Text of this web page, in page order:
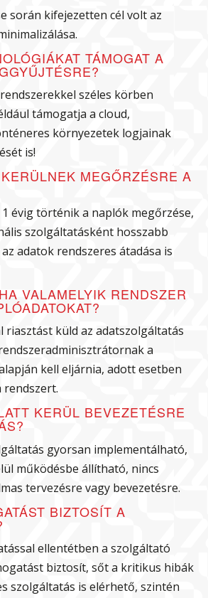
során kifejezetten cél volt az
TÁMOGAT A
széles körben
támogatja a cloud,
környezetek logjainak
is!
MEGŐRZÉSRE A
évig történik a naplók megőrzése,
szolgáltatásként hosszabb
adatok rendszeres átadása is
VALAMELYIK RENDSZER
riasztást küld az adatszolgáltatás
a
kell eljárnia, adott esetben
rendszert.
KERÜL BEVEZETÉSRE
gyorsan implementálható,
működésbe állítható, nincs
tervezésre vagy bevezetésre.
BIZTOSÍT A
ellentétben a szolgáltató
biztosít, sőt a kritikus hibák
szolgáltatás is elérhető, szintén